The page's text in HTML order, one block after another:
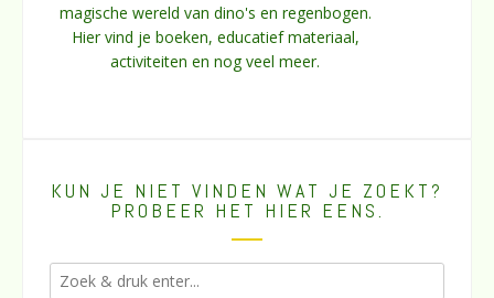
magische wereld van dino's en regenbogen.
Hier vind je boeken, educatief materiaal,
activiteiten en nog veel meer.
KUN JE NIET VINDEN WAT JE ZOEKT?
PROBEER HET HIER EENS.